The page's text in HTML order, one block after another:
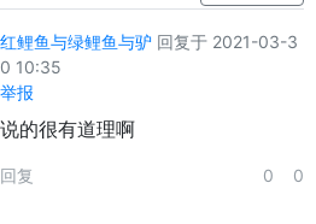
红鲤鱼与绿鲤鱼与驴 回复于 2021-03-3
0 10:35
举报
说的很有道理啊
回复 0 0